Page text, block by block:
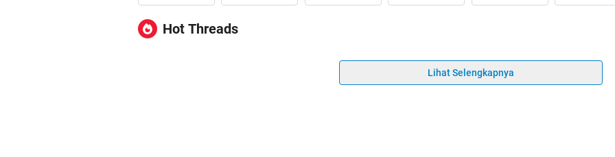
Hot Threads
Lihat Selengkapnya